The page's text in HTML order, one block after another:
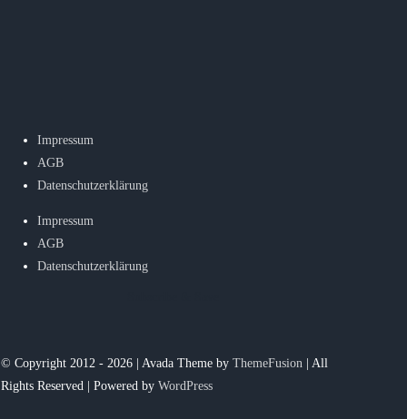
Impressum
AGB
Datenschutzerklärung
Impressum
AGB
Datenschutzerklärung
© Copyright 2012 - 2026 | Avada Theme byThemeFusion | All
Rights Reserved | Powered byWordPress